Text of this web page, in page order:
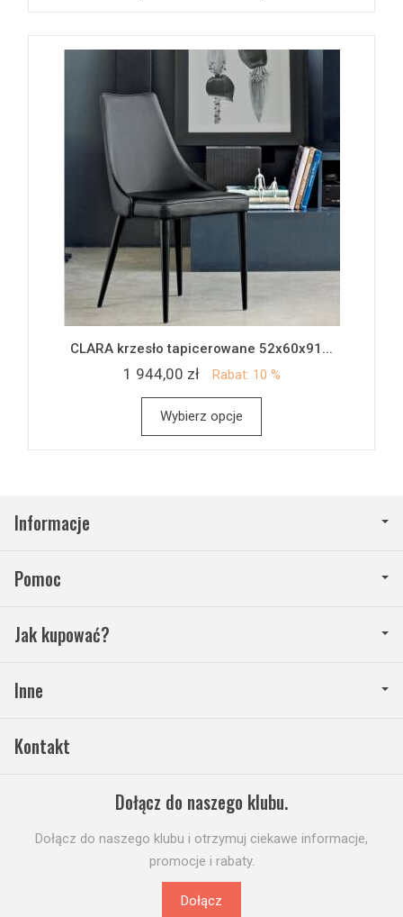
CLARA krzesło tapicerowane 52x60x91...
1 944,00 zł Rabat: 10 %
Wybierz opcje
Informacje
Pomoc
Jak kupować?
Inne
Kontakt
Dołącz do naszego klubu.
Dołącz do naszego klubu i otrzymuj ciekawe informacje,
promocje i rabaty.
Dołącz